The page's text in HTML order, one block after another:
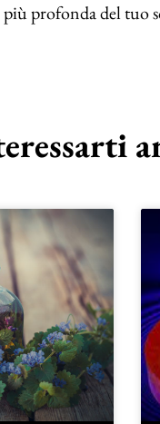
profonda del tuo